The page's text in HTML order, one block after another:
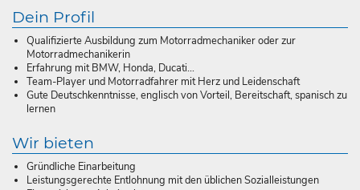
Dein Profil
Qualifizierte Ausbildung zum Motorradmechaniker oder zur
Motorradmechanikerin
Erfahrung mit BMW, Honda, Ducati...
Team-Player und Motorradfahrer mit Herz und Leidenschaft
Gute Deutschkenntnisse, englisch von Vorteil, Bereitschaft, spanisch zu
lernen
Wir bieten
Gründliche Einarbeitung
Leistungsgerechte Entlohnung mit den üblichen Sozialleistungen